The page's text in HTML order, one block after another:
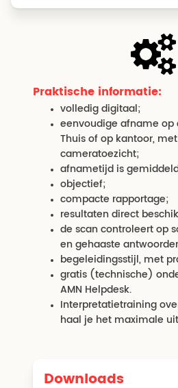
Praktische informatie:
volledig digitaal;
eenvoudige afname op
Thuis of op kantoor,
cameratoezicht;
afnametijd is
objectief;
compacte rapportage;
resultaten direct
de scan controleert op
en gehaaste
begeleidingsstijl, met
gratis (technische)
AMN Helpdesk.
Interpretatietraining
haal je het maximale
Downloads